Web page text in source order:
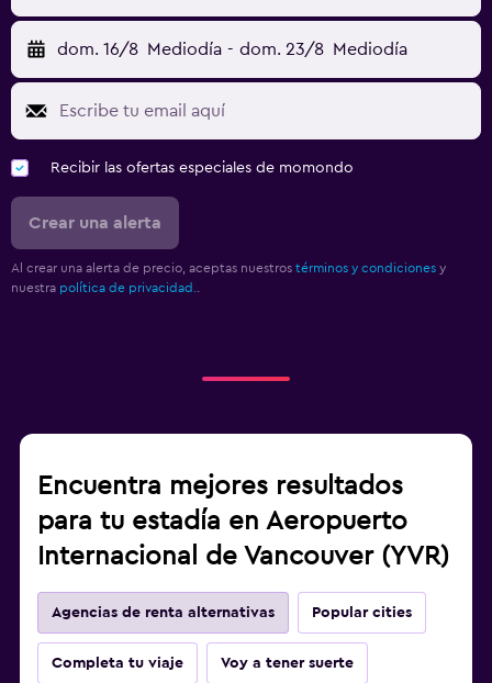
dom. 16/8 Mediodía - dom. 23/8 Mediodía
Recibir las ofertas especiales de momondo
Crear una alerta
Al crear una alerta de precio, aceptas nuestros términos y condiciones y
nuestra política de privacidad..
Encuentra mejores resultados
para tu estadía en Aeropuerto
Internacional de Vancouver (YVR)
Agencias de renta alternativas Popular cities
Completa tu viaje Voy a tener suerte